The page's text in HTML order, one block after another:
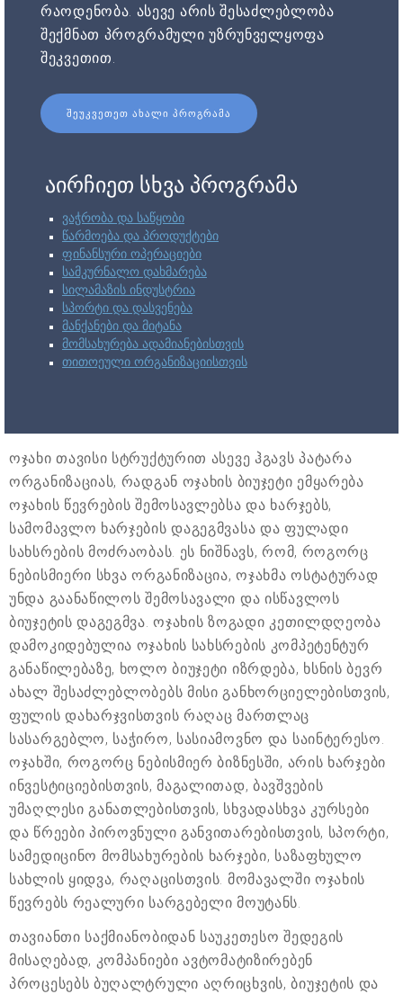
რაოდენობა. ასევე არის შესაძლებლობა
შექმნათ პროგრამული უზრუნველყოფა
შეკვეთით.
ᲨᲔᲣᲙᲕᲔᲗᲔᲗ ᲐᲮᲐᲚᲘ ᲞᲠᲝᲒᲠᲐᲛᲐ
აირჩიეთ სხვა პროგრამა
ვაჭრობა და საწყობი
წარმოება და პროდუქტები
ფინანსური ოპერაციები
სამკურნალო დახმარება
სილამაზის ინდუსტრია
სპორტი და დასვენება
მანქანები და მიტანა
მომსახურება ადამიანებისთვის
თითოეული ორგანიზაციისთვის
ოჯახი თავისი სტრუქტურით ასევე ჰგავს პატარა
ორგანიზაციას, რადგან ოჯახის ბიუჯეტი ემყარება
ოჯახის წევრების შემოსავლებსა და ხარჯებს,
სამომავლო ხარჯების დაგეგმვასა და ფულადი
სახსრების მოძრაობას. ეს ნიშნავს, რომ, როგორც
ნებისმიერი სხვა ორგანიზაცია, ოჯახმა ოსტატურად
უნდა გაანაწილოს შემოსავალი და ისწავლოს
ბიუჯეტის დაგეგმვა. ოჯახის ზოგადი კეთილდღეობა
დამოკიდებულია ოჯახის სახსრების კომპეტენტურ
განაწილებაზე, ხოლო ბიუჯეტი იზრდება, ხსნის ბევრ
ახალ შესაძლებლობებს მისი განხორციელებისთვის,
ფულის დახარჯვისთვის რაღაც მართლაც
სასარგებლო, საჭირო, სასიამოვნო და საინტერესო.
ოჯახში, როგორც ნებისმიერ ბიზნესში, არის ხარჯები
ინვესტიციებისთვის, მაგალითად, ბავშვების
უმაღლესი განათლებისთვის, სხვადასხვა კურსები
და წრეები პიროვნული განვითარებისთვის, სპორტი,
სამედიცინო მომსახურების ხარჯები, საზაფხულო
სახლის ყიდვა, რაღაცისთვის. მომავალში ოჯახის
წევრებს რეალური სარგებელი მოუტანს.
თავიანთი საქმიანობიდან საუკეთესო შედეგის
მისაღებად, კომპანიები ავტომატიზირებენ
პროცესებს ბუღალტრული აღრიცხვის, ბიუჯეტის და